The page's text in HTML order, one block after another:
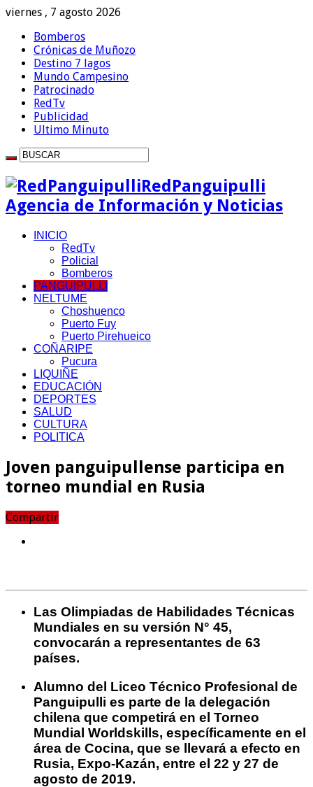
viernes , 7 agosto 2026
Bomberos
Crónicas de Muñozo
Destino 7 lagos
Mundo Campesino
Patrocinado
RedTv
Publicidad
Ultimo Minuto
RedPanguipulli
Agencia de Información y Noticias
INICIO
RedTv
Policial
Bomberos
PANGUIPULLI
NELTUME
Choshuenco
Puerto Fuy
Puerto Pirehueico
COÑARIPE
Pucura
LIQUIÑE
EDUCACIÓN
DEPORTES
SALUD
CULTURA
POLITICA
Joven panguipullense participa en
torneo mundial en Rusia
Compartir
Las Olimpiadas de Habilidades Técnicas
Mundiales en su versión N° 45,
convocarán a representantes de 63
países.
Alumno del Liceo Técnico Profesional de
Panguipulli es parte de la delegación
chilena que competirá en el Torneo
Mundial Worldskills, específicamente en el
área de Cocina, que se llevará a efecto en
Rusia, Expo-Kazán, entre el 22 y 27 de
agosto de 2019.